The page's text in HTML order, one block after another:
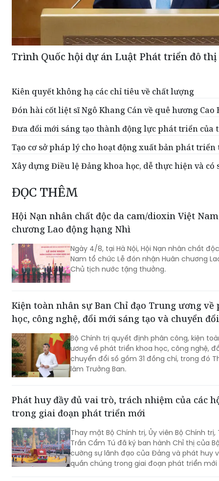
Trình Quốc hội dự án Luật Phát triển đô thị
Kiên quyết không hạ các chỉ tiêu về chất lượng
Đón hài cốt liệt sĩ Ngô Khang Cán về quê hương Cao
Đưa đổi mới sáng tạo thành động lực phát triển của
Tạo cơ sở pháp lý cho hoạt động xuất bản phát
Xây dựng Điều lệ Đảng khoa học, dễ thực hiện và có
ĐỌC THÊM
Hội Nạn nhân chất độc da cam/dioxin Việt
chương Lao động hạng Nhì
Ngày 4/8, tại Hà Nội, Hội Nạn nhân chất
Nam tổ chức Lễ đón nhận Huân chương
Chủ tịch nước tặng thưởng.
Kiện toàn nhân sự Ban Chỉ đạo Trung ương
học, công nghệ, đổi mới sáng tạo và chuyển
Bộ Chính trị quyết định phân công, kiện
ương về phát triển khoa học, công nghệ,
chuyển đổi số gồm 31 đồng chí, trong đó
làm Trưởng Ban.
Phát huy đầy đủ vai trò, trách nhiệm của các
trong giai đoạn phát triển mới
Thay mặt Bộ Chính trị, Ủy viên Bộ Chính
Trần Cẩm Tú đã ký ban hành Chỉ thị của
cường sự lãnh đạo của Đảng và phát huy
quần chúng trong giai đoạn phát triển mới